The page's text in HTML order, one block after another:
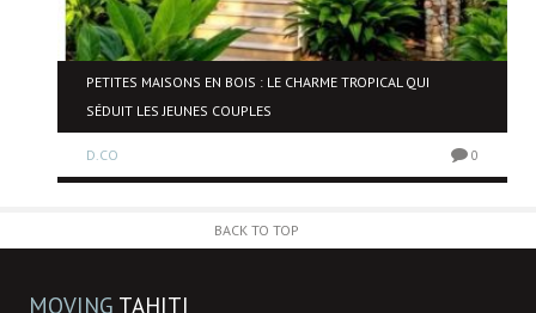
PETITES MAISONS EN BOIS : LE CHARME TROPICAL QUI
SÉDUIT LES JEUNES COUPLES
D.CO 0
BACK TO TOP
MOVING TAHITI